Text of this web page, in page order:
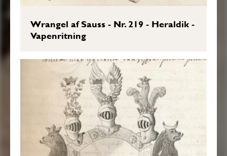
Wrangel af Sauss - Nr. 219 - Heraldik -
Vapenritning